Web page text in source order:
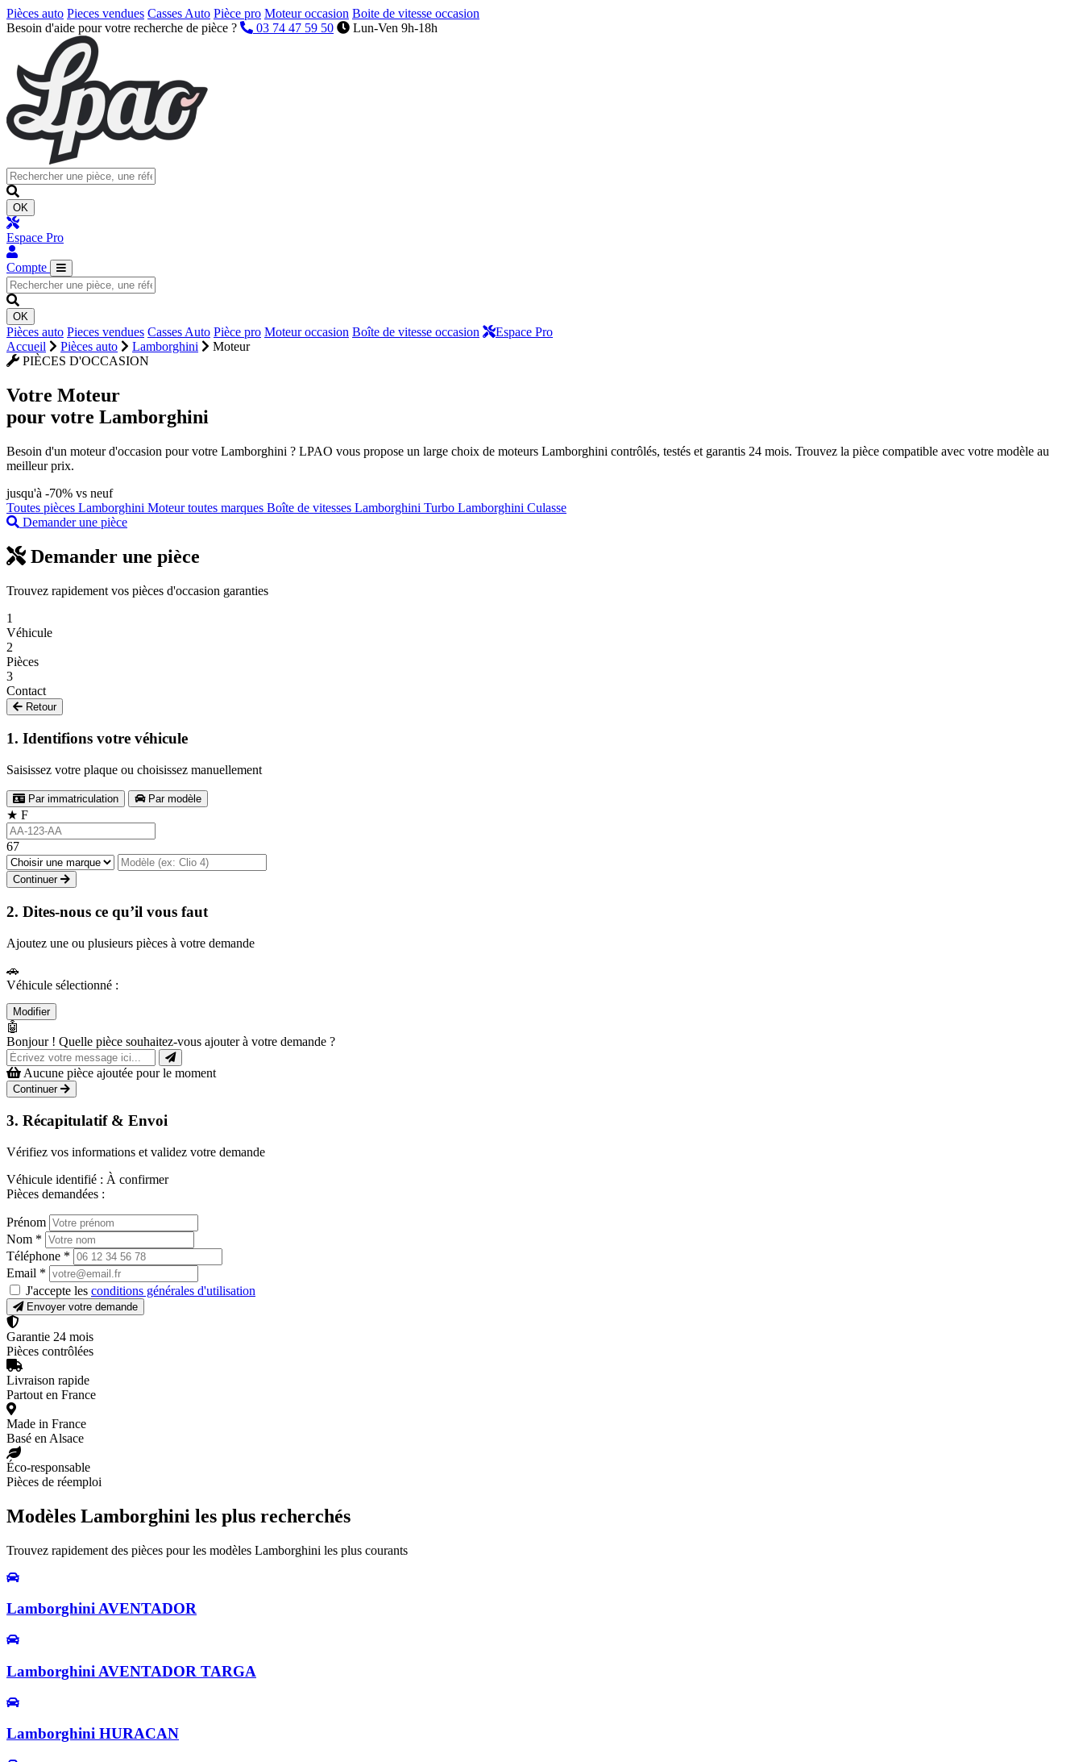
Pièces auto Pieces vendues Casses Auto Pièce pro Moteur occasion Boite de vitesse occasion
Besoin d'aide pour votre recherche de pièce ?
03 74 47 59 50 Lun-Ven 9h-18h
OK
Espace Pro
Compte
OK
Pièces auto Pieces vendues Casses Auto Pièce pro Moteur occasion Boîte de vitesse occasion
Espace Pro
Accueil
Pièces auto Lamborghini
Moteur
PIÈCES D'OCCASION
Votre Moteur
pour votre Lamborghini
Besoin d'un moteur d'occasion pour votre Lamborghini ? LPAO vous propose un large choix de moteurs Lamborghini contrôlés, testés et garantis 24 mois. Trouvez la pièce compatible avec votre modèle au
meilleur prix.
jusqu'à -70% vs neuf
Toutes pièces Lamborghini Moteur toutes marques Boîte de vitesses Lamborghini Turbo Lamborghini Culasse
Demander une pièce
Demander une pièce
Trouvez rapidement vos pièces d'occasion garanties
1
Véhicule
2
Pièces
3
Contact
Retour
1. Identifions votre véhicule
Saisissez votre plaque ou choisissez manuellement
Par immatriculation Par modèle
★ F
67
Continuer
2. Dites-nous ce qu’il vous faut
Ajoutez une ou plusieurs pièces à votre demande
🚗
Véhicule sélectionné :
Modifier
🤖
Bonjour ! Quelle pièce souhaitez-vous ajouter à votre demande ?
Aucune pièce ajoutée pour le moment
Continuer
3. Récapitulatif & Envoi
Vérifiez vos informations et validez votre demande
Véhicule identifié : À confirmer
Pièces demandées :
Prénom
Nom *
Téléphone *
Email *
J'accepte les conditions générales d'utilisation
Envoyer votre demande
Garantie 24 mois
Pièces contrôlées
Livraison rapide
Partout en France
Made in France
Basé en Alsace
Éco-responsable
Pièces de réemploi
Modèles Lamborghini les plus recherchés
Trouvez rapidement des pièces pour les modèles Lamborghini les plus courants
Lamborghini AVENTADOR
Lamborghini AVENTADOR TARGA
Lamborghini HURACAN